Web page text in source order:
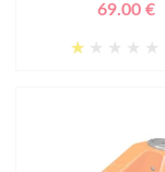
69.00 €